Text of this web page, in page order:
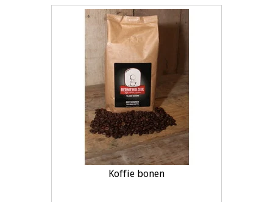
Koffie bonen